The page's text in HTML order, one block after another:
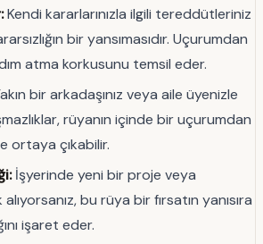
Kendi kararlarınızla ilgili tereddütleriniz
bir yansımasıdır. Uçurumdan
atma korkusunu temsil eder.
bir arkadaşınız veya aile üyenizle
rüyanın içinde bir uçurumdan
ortaya çıkabilir.
İşyerinde yeni bir proje veya
bu rüya bir fırsatın yanısıra
işaret eder.